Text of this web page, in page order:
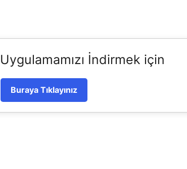
İndirmek için
Buraya Tıklayınız